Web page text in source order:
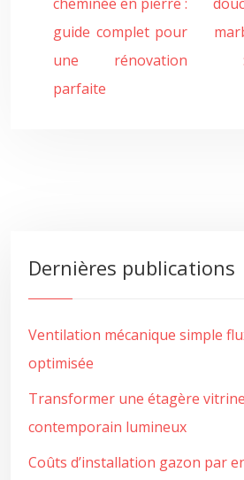
guide complet pour
une rénovation
parfaite
Dernières publications
Ventilation mécanique simple
optimisée
Transformer une étagère
contemporain lumineux
Coûts d’installation gazon par